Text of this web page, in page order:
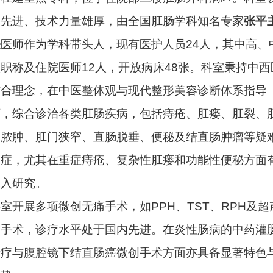
进、技术力量雄厚，由全国肛肠学科知名专家张平
医师作为学科带头人，现有医护人员24人，其中高、
称及住院医师12人，开放病床48张。科室秉持中西
理念，在中医整体观与现代整形美容诊断体系指导
综合诊治各类肛肠疾病，包括痔疮、肛瘘、肛裂、
肿、肛门狭窄、直肠脱垂、便秘及结直肠肿瘤等疑
，尤其在重症痔疮、复杂性肛瘘和功能性便秘方面
研究。
开展多项微创无痛手术，如PPH、TST、RPH及超
术，诊疗水平处于国内先进。在炎性肠病的中药灌
与腹腔镜下结直肠癌微创手术方面亦具备显著特色